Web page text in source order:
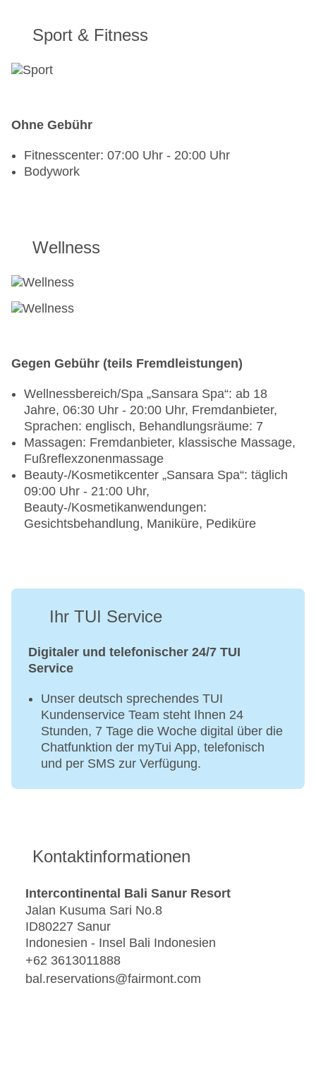
Sport & Fitness
Ohne Gebühr
Fitnesscenter: 07:00 Uhr - 20:00 Uhr
Bodywork
Wellness
Gegen Gebühr (teils Fremdleistungen)
Wellnessbereich/Spa „Sansara Spa“: ab 18
Jahre, 06:30 Uhr - 20:00 Uhr, Fremdanbieter,
Sprachen: englisch, Behandlungsräume: 7
Massagen: Fremdanbieter, klassische Massage,
Fußreflexzonenmassage
Beauty-/Kosmetikcenter „Sansara Spa“: täglich
09:00 Uhr - 21:00 Uhr,
Beauty-/Kosmetikanwendungen:
Gesichtsbehandlung, Maniküre, Pediküre
Ihr TUI Service
Digitaler und telefonischer 24/7 TUI
Service
Unser deutsch sprechendes TUI
Kundenservice Team steht Ihnen 24
Stunden, 7 Tage die Woche digital über die
Chatfunktion der myTui App, telefonisch
und per SMS zur Verfügung.
Kontaktinformationen
Intercontinental Bali Sanur Resort
Jalan Kusuma Sari No.8
ID80227 Sanur
Indonesien - Insel Bali Indonesien
+62 3613011888
bal.reservations@fairmont.com